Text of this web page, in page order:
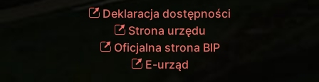
Deklaracja dostępności
Strona urzędu
Oficjalna strona BIP
E-urząd